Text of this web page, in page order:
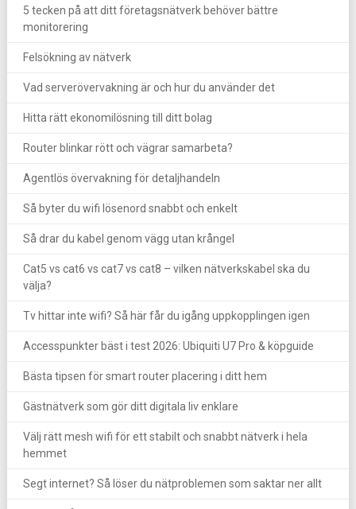
5 tecken på att ditt företagsnätverk behöver bättre
monitorering
Felsökning av nätverk
Vad serverövervakning är och hur du använder det
Hitta rätt ekonomilösning till ditt bolag
Router blinkar rött och vägrar samarbeta?
Agentlös övervakning för detaljhandeln
Så byter du wifi lösenord snabbt och enkelt
Så drar du kabel genom vägg utan krångel
Cat5 vs cat6 vs cat7 vs cat8 – vilken nätverkskabel ska du
välja?
Tv hittar inte wifi? Så här får du igång uppkopplingen igen
Accesspunkter bäst i test 2026: Ubiquiti U7 Pro & köpguide
Bästa tipsen för smart router placering i ditt hem
Gästnätverk som gör ditt digitala liv enklare
Välj rätt mesh wifi för ett stabilt och snabbt nätverk i hela
hemmet
Segt internet? Så löser du nätproblemen som saktar ner allt